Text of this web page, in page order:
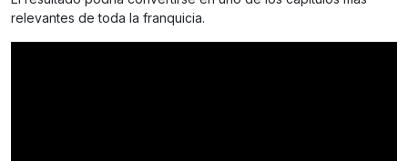
relevantes de toda la franquicia.